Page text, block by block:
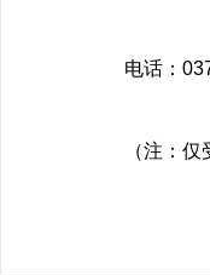
电话：
（注：